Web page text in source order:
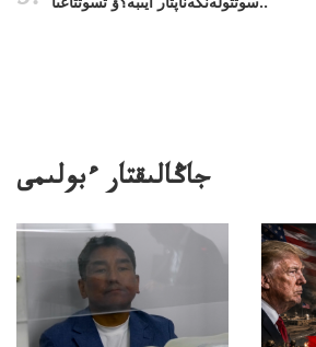
جاڭالىقتار ءبولىمى